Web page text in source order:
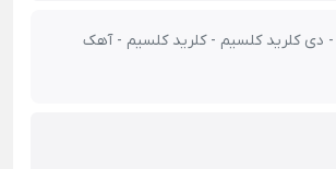
دی کلرید کلسیم - کلرید کلسیم - آهک